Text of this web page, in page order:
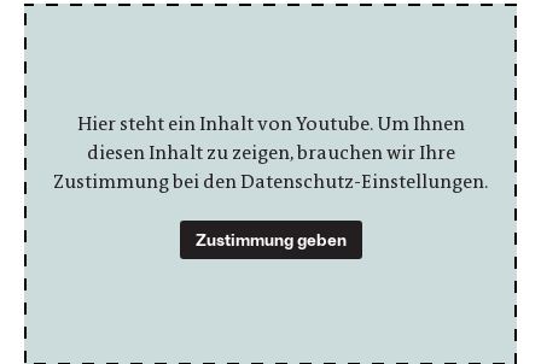
Hier steht ein Inhalt von Youtube. Um Ihnen
diesen Inhalt zu zeigen, brauchen wir Ihre
Zustimmung bei den Datenschutz-Einstellungen.
Zustimmung geben